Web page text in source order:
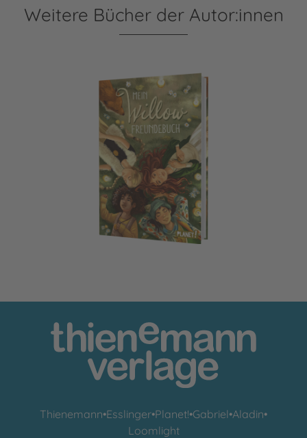
Weitere Bücher der Autor:innen
Ein Mädchen namens Willow: Mein Willow-Freundebuch
Thienemann•Esslinger•Planet!•Gabriel•Aladin•
Loomlight